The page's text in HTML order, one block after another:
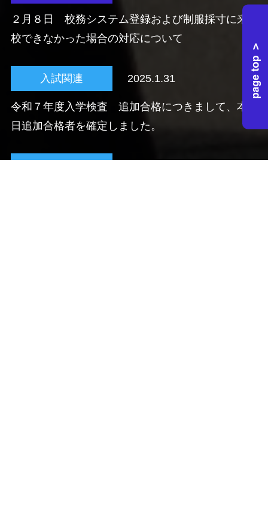
２月８日 校務システム登録および制服採寸に来
校できなかった場合の対応について
入試関連 2025.1.31
令和７年度入学検査 追加合格につきまして、本
日追加合格者を確定しました。